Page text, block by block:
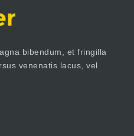
bibendum, et fringilla
venenatis lacus, vel